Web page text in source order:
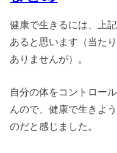
健康で生きるには、上
あると思います（当た
ありませんが）。
自分の体をコントロー
んので、健康で生きよ
のだと感じました。